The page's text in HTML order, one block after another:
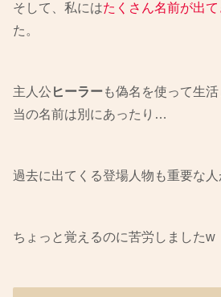
そして、私にはたくさん名前が出
た。
主人公 ヒーラーも偽名を使って生活
当の名前は別にあったり…
過去に出てくる登場人物も重要な人
ちょっと覚えるのに苦労しましたw